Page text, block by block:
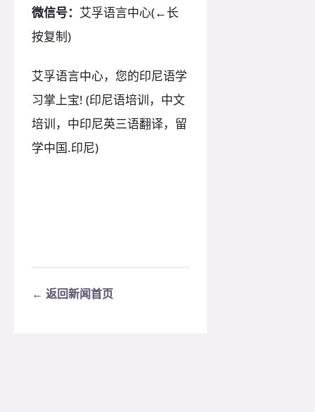
微信号： 艾孚语言中心(←长
按复制)
艾孚语言中心，您的印尼语学
习掌上宝! (印尼语培训，中文
培训，中印尼英三语翻译，留
学中国.印尼)
← 返回新闻首页